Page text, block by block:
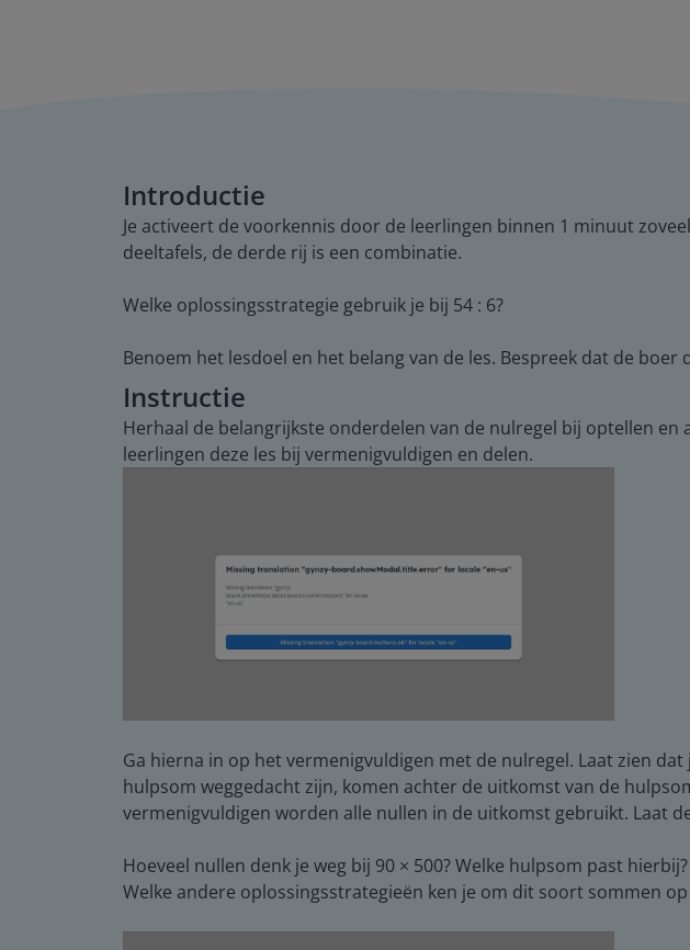
Introductie
Je activeert de voorkennis door de leerlingen binnen 1 minuut
deeltafels, de derde rij is een combinatie.
Welke oplossingsstrategie gebruik je bij 54 : 6?
Benoem het lesdoel en het belang van de les. Bespreek dat de
Instructie
Herhaal de belangrijkste onderdelen van de nulregel bij optellen
leerlingen deze les bij vermenigvuldigen en delen.
Ga hierna in op het vermenigvuldigen met de nulregel. Laat zien
hulpsom weggedacht zijn, komen achter de uitkomst van de
vermenigvuldigen worden alle nullen in de uitkomst gebruikt. Laat
Hoeveel nullen denk je weg bij 90 × 500? Welke hulpsom past hierbij?
Welke andere oplossingsstrategieën ken je om dit soort sommen